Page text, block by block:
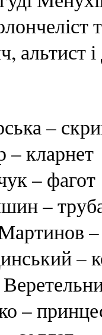
альтист
–
– кларнет
– фагот
–
–
–